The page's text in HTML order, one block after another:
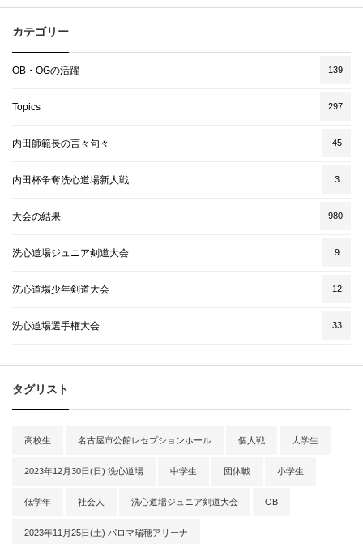
カテゴリー
OB・OGの活躍 139
Topics 297
内田師範長の言々句々 45
内田杯争奪洗心道場新人戦 3
大会の結果 980
洗心道場ジュニア剣道大会 9
洗心道場少年剣道大会 12
洗心道場選手権大会 33
タグリスト
高校生 名古屋市公館レセプションホール 個人戦 大学生
2023年12月30日(日) 洗心道場 中学生 団体戦 小学生
低学年 社会人 洗心道場ジュニア剣道大会 OB
2023年11月25日(土) パロマ瑞穂アリーナ